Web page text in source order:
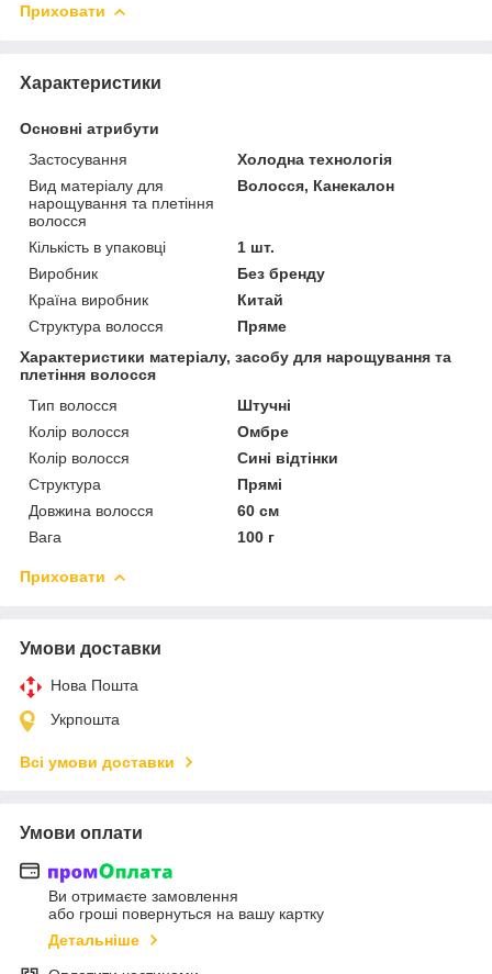
Приховати
Характеристики
Основні атрибути
Застосування
Холодна технологія
Вид матеріалу для
нарощування та плетіння
волосся
Волосся, Канекалон
Кількість в упаковці
1 шт.
Виробник
Без бренду
Країна виробник
Китай
Структура волосся
Пряме
Характеристики матеріалу, засобу для нарощування та
плетіння волосся
Тип волосся
Штучні
Колір волосся
Омбре
Колір волосся
Сині відтінки
Структура
Прямі
Довжина волосся
60 см
Вага
100 г
Приховати
Умови доставки
Нова Пошта
Укрпошта
Всі умови доставки
Умови оплати
Ви отримаєте замовлення
або гроші повернуться на вашу картку
Детальніше